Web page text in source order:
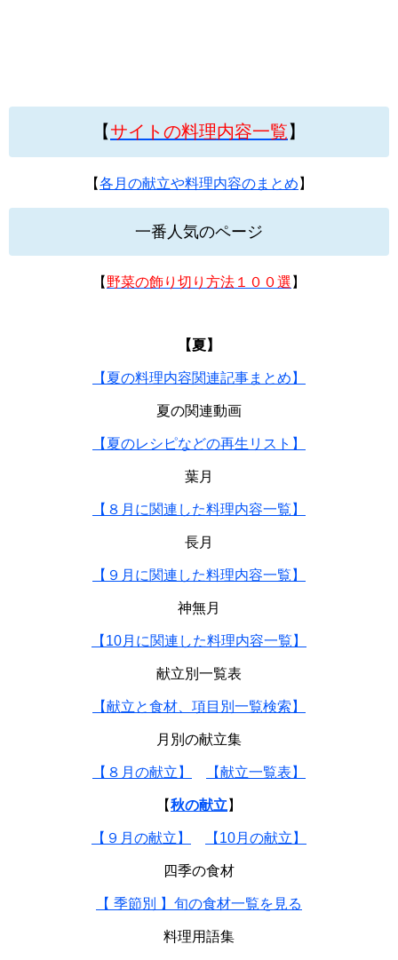
【サイトの料理内容一覧】
【各月の献立や料理内容のまとめ 】
一番人気のページ
【 野菜の飾り切り方法１００選 】
【夏】
【夏の料理内容関連記事まとめ】
夏の関連動画
【夏のレシピなどの再生リスト】
葉月
【８月に関連した料理内容一覧】
長月
【９月に関連した料理内容一覧】
神無月
【10月に関連した料理内容一覧】
献立別一覧表
【献立と食材、項目別一覧検索】
月別の献立集
【８月の献立】 【献立一覧表】
【秋の献立 】
【９月の献立】 【10月の献立】
四季の食材
【 季節別 】旬の食材一覧を見る
料理用語集